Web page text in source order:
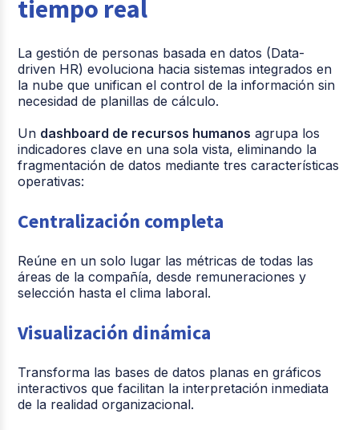
tiempo real
La gestión de personas basada en datos (Data-
driven HR) evoluciona hacia sistemas integrados en
la nube que unifican el control de la información sin
necesidad de planillas de cálculo.
Un dashboard de recursos humanos agrupa los
indicadores clave en una sola vista, eliminando la
fragmentación de datos mediante tres características
operativas:
Centralización completa
Reúne en un solo lugar las métricas de todas las
áreas de la compañía, desde remuneraciones y
selección hasta el clima laboral.
Visualización dinámica
Transforma las bases de datos planas en gráficos
interactivos que facilitan la interpretación inmediata
de la realidad organizacional.